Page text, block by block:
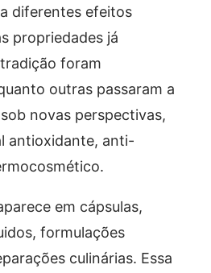
diferentes efeitos
propriedades já
foram
outras passaram a
novas perspectivas,
antioxidante, anti-
em cápsulas,
formulações
culinárias. Essa